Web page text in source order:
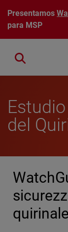
Pasar al
Presentamos
para MSP
Close
del
quirinale